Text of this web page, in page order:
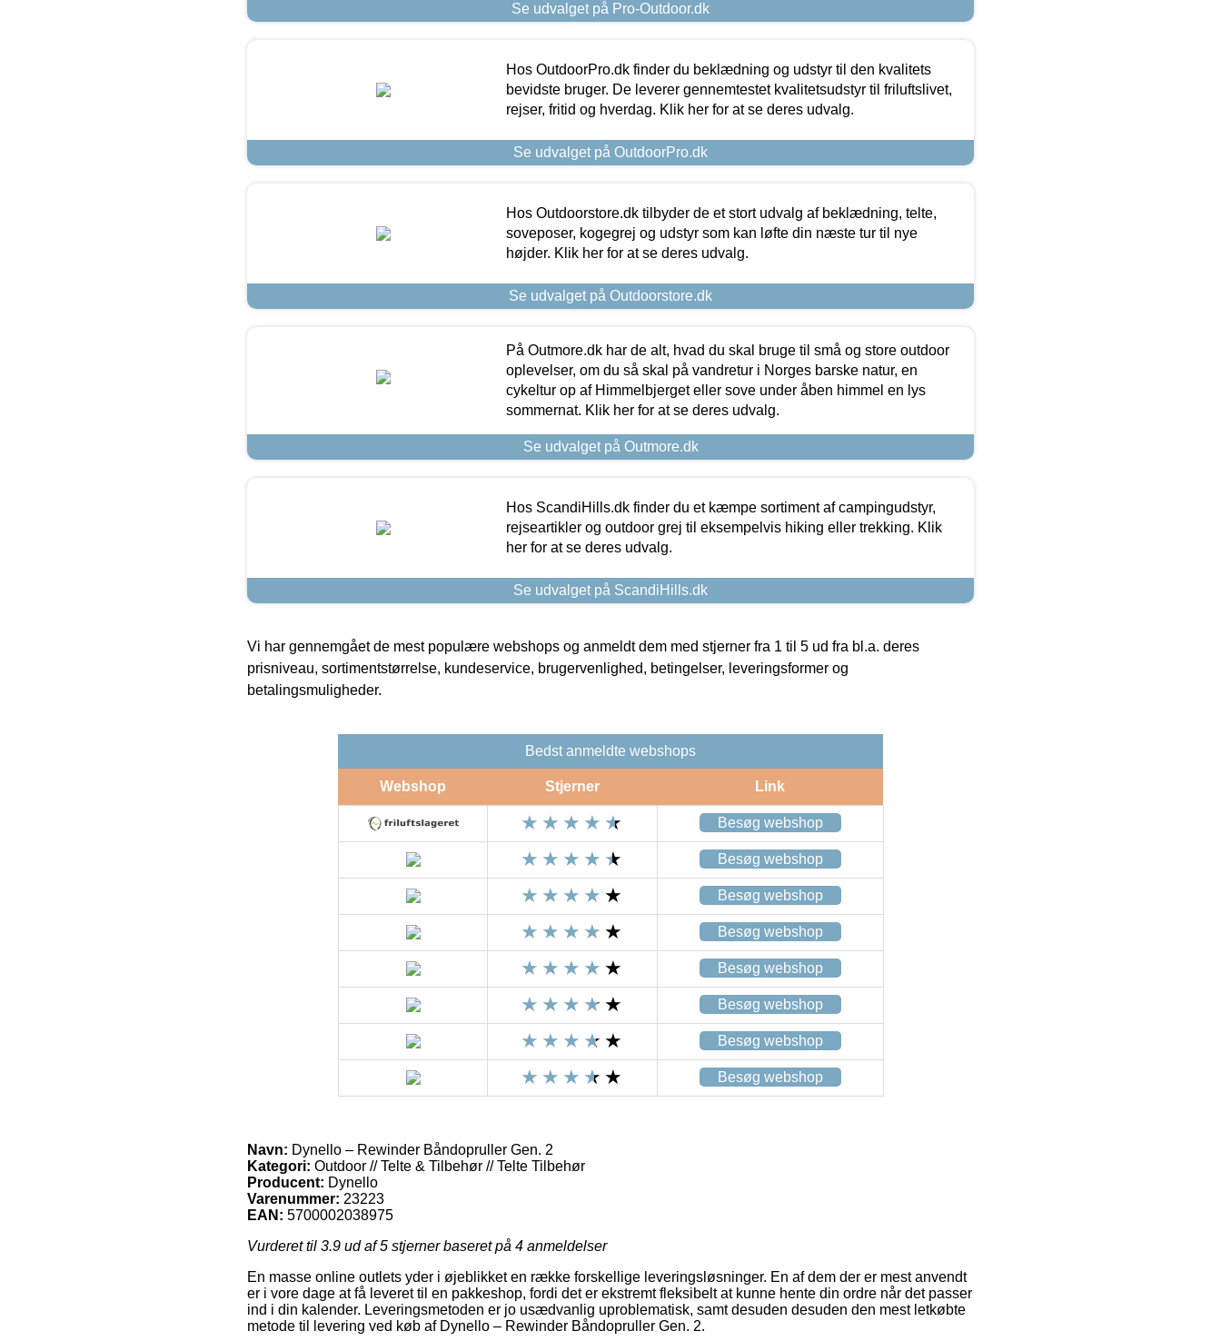
Se udvalget på Pro-Outdoor.dk
Hos OutdoorPro.dk finder du beklædning og udstyr til den kvalitets
bevidste bruger. De leverer gennemtestet kvalitetsudstyr til friluftslivet,
rejser, fritid og hverdag. Klik her for at se deres udvalg.
Se udvalget på OutdoorPro.dk
Hos Outdoorstore.dk tilbyder de et stort udvalg af beklædning, telte,
soveposer, kogegrej og udstyr som kan løfte din næste tur til nye
højder. Klik her for at se deres udvalg.
Se udvalget på Outdoorstore.dk
På Outmore.dk har de alt, hvad du skal bruge til små og store outdoor
oplevelser, om du så skal på vandretur i Norges barske natur, en
cykeltur op af Himmelbjerget eller sove under åben himmel en lys
sommernat. Klik her for at se deres udvalg.
Se udvalget på Outmore.dk
Hos ScandiHills.dk finder du et kæmpe sortiment af campingudstyr,
rejseartikler og outdoor grej til eksempelvis hiking eller trekking. Klik
her for at se deres udvalg.
Se udvalget på ScandiHills.dk
Vi har gennemgået de mest populære webshops og anmeldt dem med stjerner fra 1 til 5 ud fra bl.a. deres
prisniveau, sortimentstørrelse, kundeservice, brugervenlighed, betingelser, leveringsformer og
betalingsmuligheder.
Bedst anmeldte webshops
Webshop Stjerner Link
Besøg webshop
Besøg webshop
Besøg webshop
Besøg webshop
Besøg webshop
Besøg webshop
Besøg webshop
Besøg webshop
Navn: Dynello – Rewinder Båndopruller Gen. 2
Kategori: Outdoor // Telte & Tilbehør // Telte Tilbehør
Producent: Dynello
Varenummer: 23223
EAN: 5700002038975
Vurderet til 3.9 ud af 5 stjerner baseret på 4 anmeldelser
En masse online outlets yder i øjeblikket en række forskellige leveringsløsninger. En af dem der er mest anvendt
er i vore dage at få leveret til en pakkeshop, fordi det er ekstremt fleksibelt at kunne hente din ordre når det passer
ind i din kalender. Leveringsmetoden er jo usædvanlig uproblematisk, samt desuden desuden den mest letkøbte
metode til levering ved køb af Dynello – Rewinder Båndopruller Gen. 2.